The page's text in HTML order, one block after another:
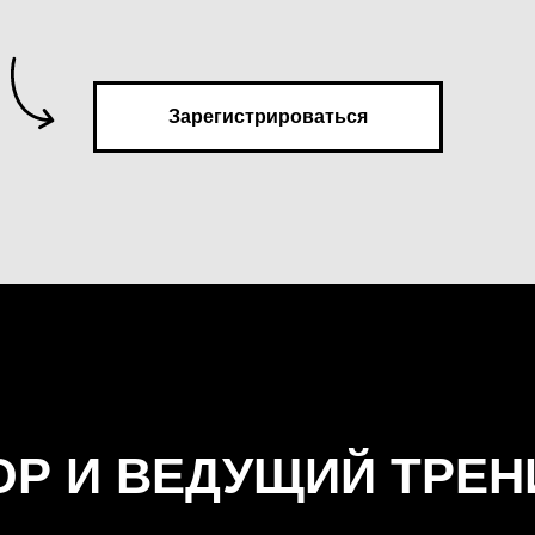
Зарегистрироваться
И ВЕДУЩИЙ